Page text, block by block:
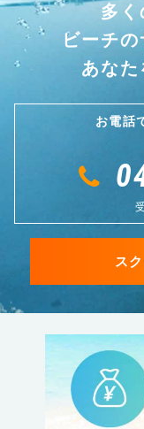
多く
ビーチの
あなた
お電話
ス